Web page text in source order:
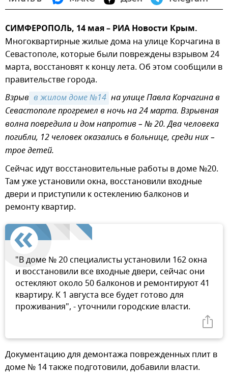
СИМФЕРОПОЛЬ, 14 мая – РИА Новости Крым.
Многоквартирные жилые дома на улице Корчагина в
Севастополе, которые были повреждены взрывом 24
марта, восстановят к концу лета. Об этом сообщили в
правительстве города.
Взрыв в жилом доме №14 на улице Павла Корчагина в
Севастополе прогремел в ночь на 24 марта. Взрывная
волна повредила и дом напротив – № 20. Два человека
погибли, 12 человек оказались в больнице, среди них –
трое детей.
Сейчас идут восстановительные работы в доме №20.
Там уже установили окна, восстановили входные
двери и приступили к остеклению балконов и
ремонту квартир.
"В доме № 20 специалисты установили 162 окна
и восстановили все входные двери, сейчас они
остекляют около 50 балконов и ремонтируют 41
квартиру. К 1 августа все будет готово для
проживания", - уточнили городские власти.
Документацию для демонтажа поврежденных плит в
доме № 14 также подготовили, добавили власти.